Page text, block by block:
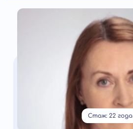
Стаж: 22 года